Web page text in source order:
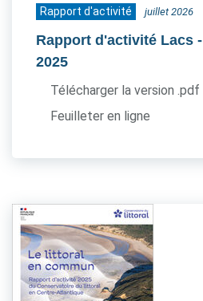
Rapport d'activité juillet 2026
Rapport d'activité Lacs -
2025
Télécharger la version .pdf
Feuilleter en ligne